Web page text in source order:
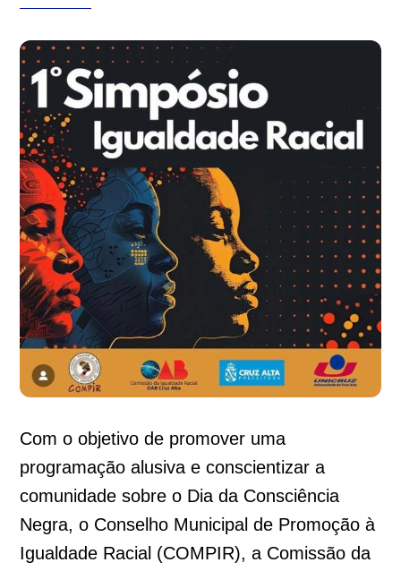
Com o objetivo de promover uma
programação alusiva e conscientizar a
comunidade sobre o Dia da Consciência
Negra, o Conselho Municipal de Promoção à
Igualdade Racial (COMPIR), a Comissão da